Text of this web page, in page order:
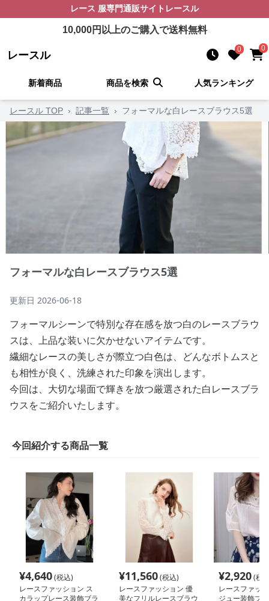
レース 服専門通販サイト レースル
10,000円以上のご購入で送料無料
レースル 0 0
新着商品 商品を検索 人気ランキング
レースル TOP › 記事一覧 › フォーマルな白レースブラウス5選
フォーマルな白レースブラウス5選
更新日 2026-06-18
フォーマルシーンで特別な存在感を放つ白のレースブラウ
スは、上品な装いに欠かせないアイテムです。
繊細なレースの美しさが際立つ白色は、どんなボトムスと
も相性が良く、洗練された印象を演出します。
今回は、大切な場面で輝きを放つ厳選された白レースブラ
ウスをご紹介いたします。
今回紹介する商品一覧
¥4,640(税込)
レースファッション ス
カラップレース装飾ブラ
¥11,560(税込)
レースファッション 優
美なフリルレースブラウ
¥2,920(税
レースファッ
ジュー装飾プ